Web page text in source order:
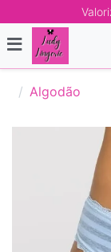
Algodão